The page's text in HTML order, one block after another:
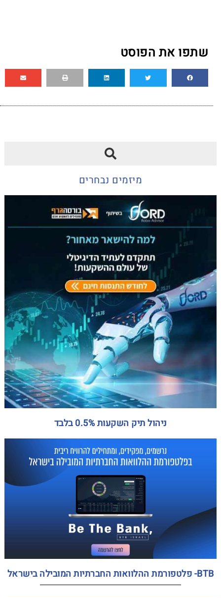
שתפו את הפוסט
מיזמים נבחרים
ניהול תיק השקעות 0.5% בלבד
BTB- פלטפורמת ההלוואות החברתיות המובילה בישראל